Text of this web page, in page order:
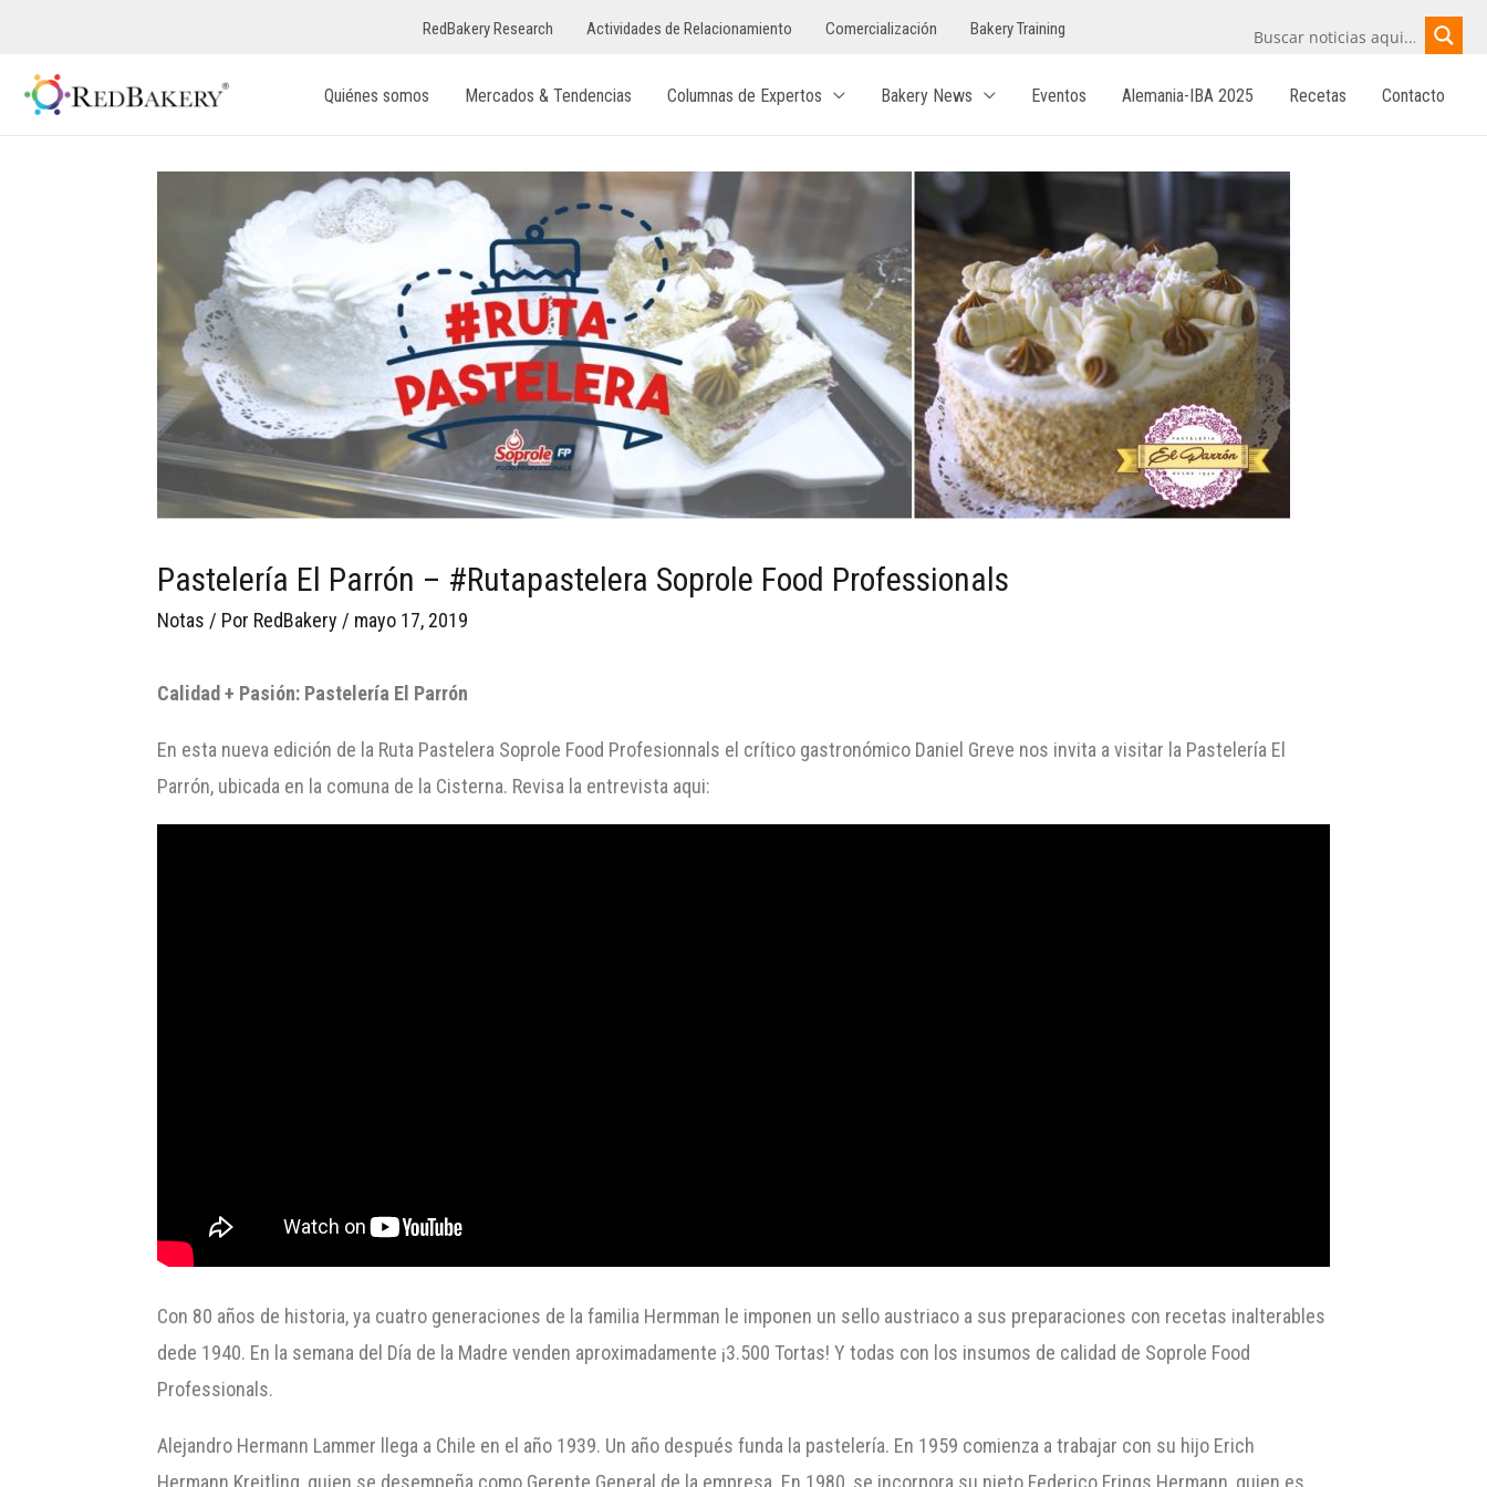
RedBakery Research Actividades de Relacionamiento Comercialización Bakery Training
Quiénes somos Mercados & Tendencias Columnas de Expertos Bakery News Eventos Alemania-IBA 2025 Recetas Contacto
Pastelería El Parrón – #Rutapastelera Soprole Food Professionals
Notas / Por RedBakery / mayo 17, 2019
Calidad + Pasión: Pastelería El Parrón
En esta nueva edición de la Ruta Pastelera Soprole Food Profesionnals el crítico gastronómico Daniel Greve nos invita a visitar la Pastelería El
Parrón, ubicada en la comuna de la Cisterna. Revisa la entrevista aqui:
Con 80 años de historia, ya cuatro generaciones de la familia Hermman le imponen un sello austriaco a sus preparaciones con recetas inalterables
dede 1940. En la semana del Día de la Madre venden aproximadamente ¡3.500 Tortas! Y todas con los insumos de calidad de Soprole Food
Professionals.
Alejandro Hermann Lammer llega a Chile en el año 1939. Un año después funda la pastelería. En 1959 comienza a trabajar con su hijo Erich
Hermann Kreitling, quien se desempeña como Gerente General de la empresa. En 1980, se incorpora su nieto Federico Frings Hermann, quien es